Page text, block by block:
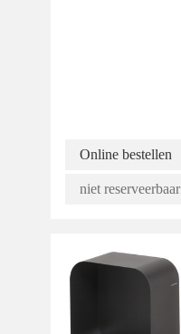
Online bestellen
niet reserveerbaar